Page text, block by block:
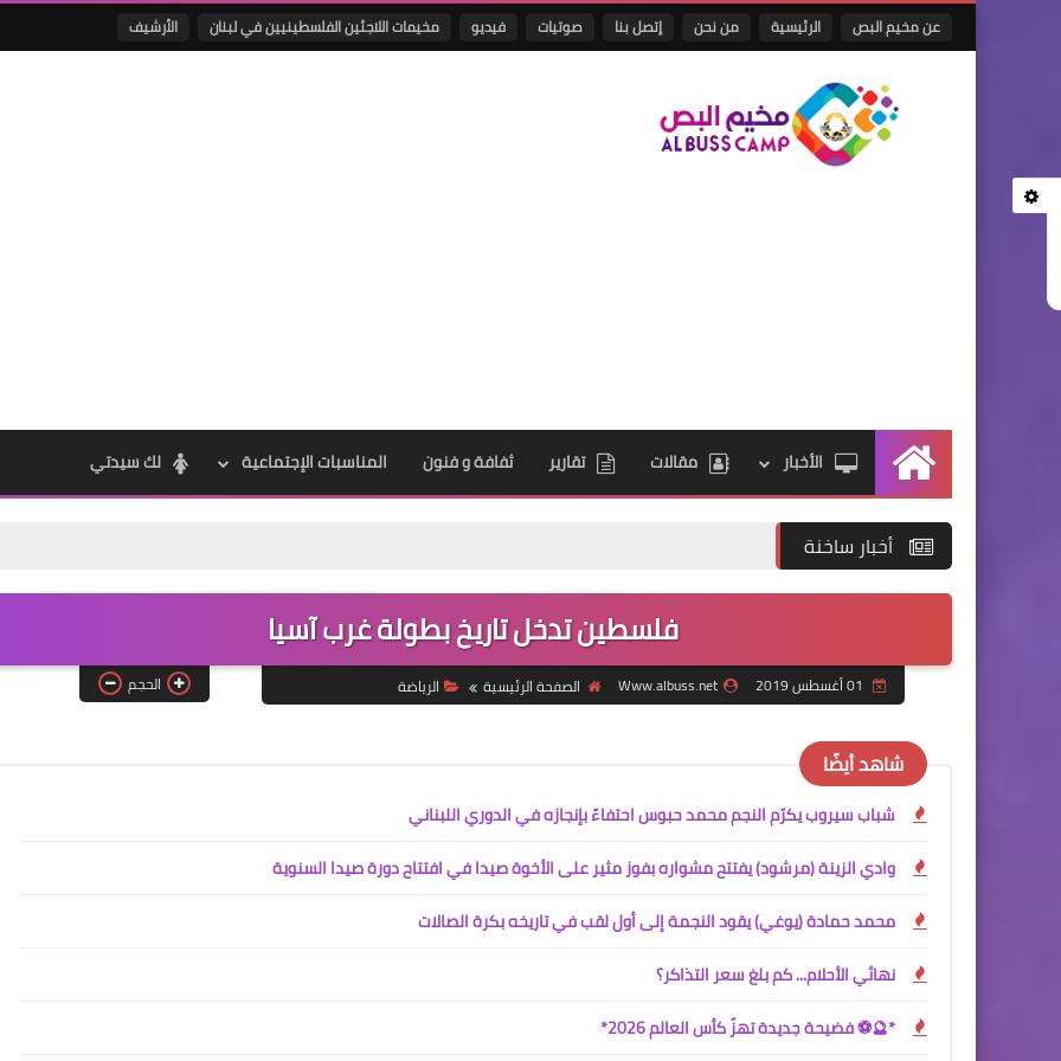
عن مخيم البص الرئيسية من نحن إتصل بنا صوتيات فيديو مخيمات اللاجئين الفلسطينيين في لبنان الأرشيف
الرئيسيةالأخبار مقالات تقارير ثفافة و فنون المناسبات الإجتماعية لك سيدتي
أخبار ساخنة
فلسطين تدخل تاريخ بطولة غرب آسيا
Www.albuss.net الصفحة الرئيسية الرياضة الحجم
شاهد أيضًا
شباب سيروب يكرّم النجم محمد حبوس احتفاءً بإنجازه في الدوري اللبناني
وادي الزينة (مرشود) يفتتح مشواره بفوز مثير على الأخوة صيدا في افتتاح دورة صيدا السنوية
محمد حمادة (يوغي) يقود النجمة إلى أول لقب في تاريخه بكرة الصالات
نهائي الأحلام... كم بلغ سعر التذاكر؟
*🔮⚽ فضيحة جديدة تهزّ كأس العالم 2026*